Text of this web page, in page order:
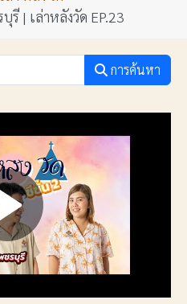
| เล่าหลังวัด EP.23
การค้นหา